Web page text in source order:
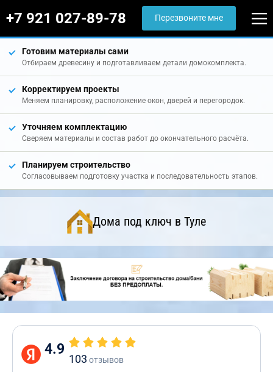
+7 921 027-89-78 Перезвоните мне
Готовим материалы сами
Отбираем древесину и подготавливаем детали домокомплекта.
Корректируем проекты
Меняем планировку, расположение окон, дверей и перегородок.
Уточняем комплектацию
Сверяем материалы и состав работ до окончательного расчёта.
Планируем строительство
Согласовываем подготовку участка и последовательность этапов.
Дома под ключ в Туле
4.9
103 отзывов